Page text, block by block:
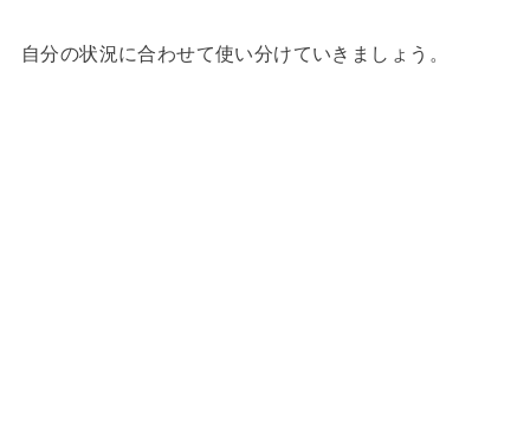
自分の状況に合わせて使い分けていきましょう。